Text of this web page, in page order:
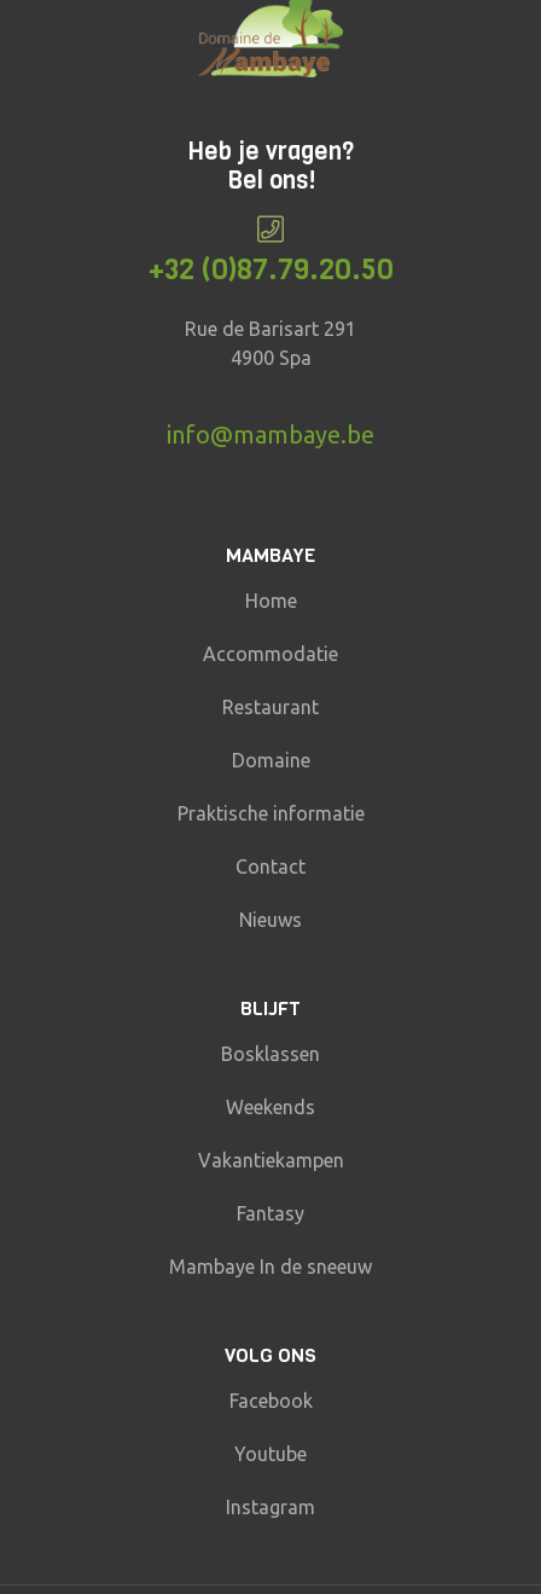
Heb je vragen?
Bel ons!
+32 (0)87.79.20.50
Rue de Barisart 291
4900 Spa
info@mambaye.be
MAMBAYE
Home
Accommodatie
Restaurant
Domaine
Praktische informatie
Contact
Nieuws
BLIJFT
Bosklassen
Weekends
Vakantiekampen
Fantasy
Mambaye In de sneeuw
VOLG ONS
Facebook
Youtube
Instagram